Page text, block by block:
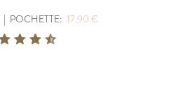
| POCHETTE: 17,90 €